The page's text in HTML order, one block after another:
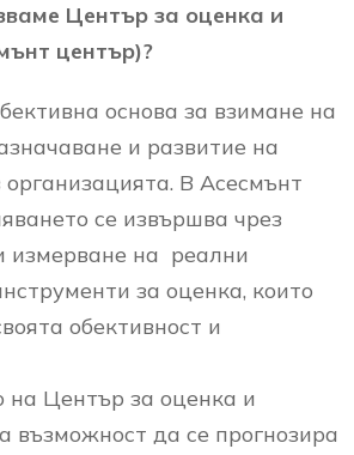
Център за оценка и
център)?
основа за взимане на
и развитие на
В Асесмънт
се извършва чрез
измерване на реални
за оценка, които
обективност и
на Център за оценка и
възможност да се прогнозира